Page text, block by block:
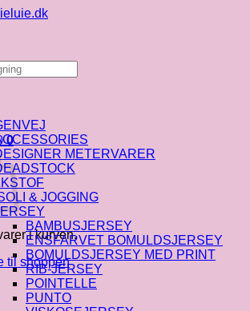
0
i kurven.
til shoppen
METERVARER
& JOGGING
BAMBUSJERSEY
ENSFARVET BOMULDSJERSEY
BOMULDSJERSEY MED PRINT
RIB-JERSEY
POINTELLE
PUNTO